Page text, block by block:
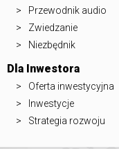
Przewodnik audio
Zwiedzanie
Niezbędnik
Dla Inwestora
Oferta inwestycyjna
Inwestycje
Strategia rozwoju